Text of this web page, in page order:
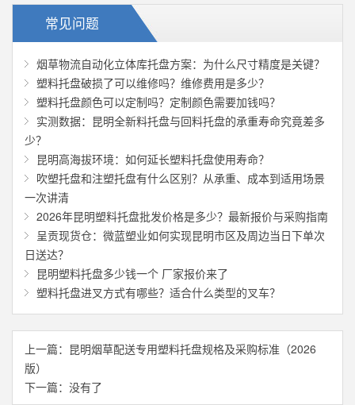
常见问题
烟草物流自动化立体库托盘方案：为什么尺寸精度是关键？
塑料托盘破损了可以维修吗？维修费用是多少？
塑料托盘颜色可以定制吗？定制颜色需要加钱吗？
实测数据：昆明全新料托盘与回料托盘的承重寿命究竟差多
少？
昆明高海拔环境：如何延长塑料托盘使用寿命？
吹塑托盘和注塑托盘有什么区别？从承重、成本到适用场景
一次讲清
2026年昆明塑料托盘批发价格是多少？最新报价与采购指南
呈贡现货仓：微蓝塑业如何实现昆明市区及周边当日下单次
日送达？
昆明塑料托盘多少钱一个 厂家报价来了
塑料托盘进叉方式有哪些？适合什么类型的叉车？
上一篇： 昆明烟草配送专用塑料托盘规格及采购标准（2026
版）
下一篇：没有了